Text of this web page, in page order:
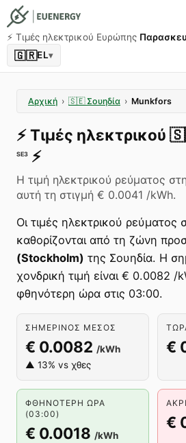
⚡️ Τιμές ηλεκτρικού Ευρώπης
🇬🇷EL▾
Αρχική › 🇸🇪 Σουηδία › Munkfors
⚡️Τιμές ηλεκτρικού
SE3 ⚡️
Η τιμή ηλεκτρικού ρεύματος
αυτή τη στιγμή € 0.0041 /kWh.
Οι τιμές ηλεκτρικού ρεύματος
καθορίζονται από τη ζώνη
(Stockholm) της Σουηδία. Η
χονδρική τιμή είναι € 0.0082 /
φθηνότερη ώρα στις 03:00.
ΣΗΜΕΡΙΝΌΣ ΜΈΣΟΣ
€ 0.0082 /kWh
▲ 13% vs χθες
€
ΦΘΗΝΌΤΕΡΗ ΏΡΑ
(03:00)
€ 0.0018 /kWh
€